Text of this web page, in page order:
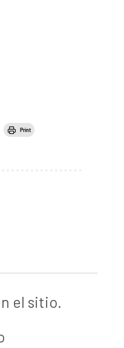
Print
el sitio.